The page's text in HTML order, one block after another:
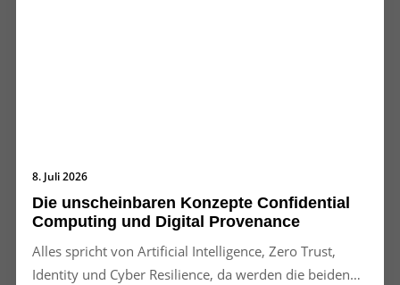
8. Juli 2026
Die unscheinbaren Konzepte Confidential
Computing und Digital Provenance
Alles spricht von Artificial Intelligence, Zero Trust,
Identity und Cyber Resilience, da werden die beiden…